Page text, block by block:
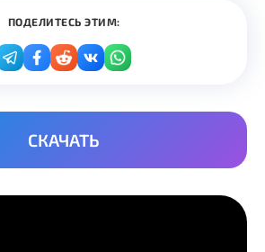
ПОДЕЛИТЕСЬ ЭТИМ:
СКАЧАТЬ